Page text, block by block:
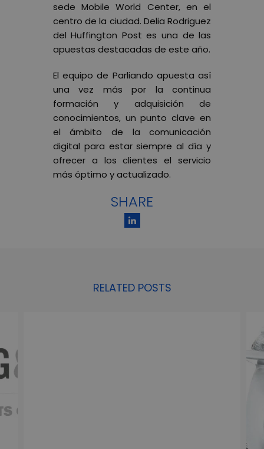
sede Mobile World Center, en el
centro de la ciudad. Delia Rodriguez
del Huffington Post es una de las
apuestas destacadas de este año.
El equipo de Parliando apuesta así
una vez más por la continua
formación y adquisición de
conocimientos, un punto clave en
el ámbito de la comunicación
digital para estar siempre al día y
ofrecer a los clientes el servicio
más óptimo y actualizado.
SHARE
RELATED POSTS